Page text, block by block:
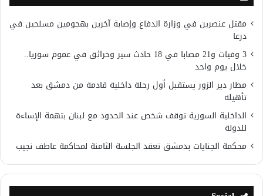
مقتل عنصرين في وزارة الدفاع وإصابة آخرين بهجومين مسلحين في
درعا
3 وفيات و21 مصابا في 18 حادث سير وحرائق في عموم سوريا..
خلال يوم واحد
مطار دير الزور يستقبل أول رحلة داخلية قادمة من دمشق بعد
تأهيله
الداخلية السورية توقف شخص عند الحدود مع لبنان بتهمة الإساءة
للدولة
محكمة الجنايات بدمشق تعقد الجلسة الثامنة لمحاكمة عاطف نجيب